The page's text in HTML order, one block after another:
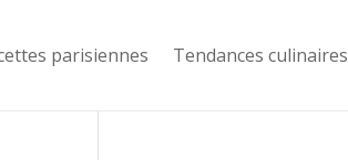
parisiennes Tendances culinaires